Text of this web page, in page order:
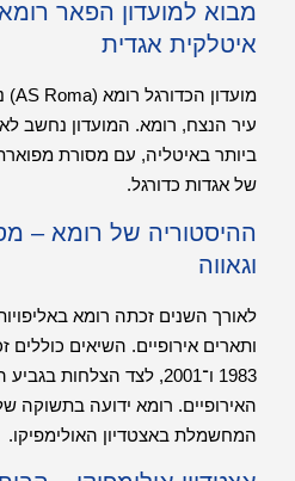
מבוא למועדון הפאר
איטלקית אגדית
עיר הנצח, רומא. המועדון נחשב
ביותר באיטליה, עם מסורת
של אגדות כדורגל.
ההיסטוריה של רומא –
וגאווה
לאורך השנים זכתה רומא
1983 ו־2001, לצד הצלחות
האירופיים. רומא ידועה בתשוקה
המחשמלת באצטדיון האולימפיקו.